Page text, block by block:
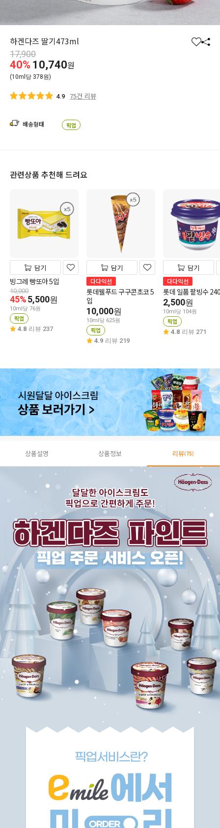
하겐다즈 딸기473ml
찜 공
17,900
40% 10,740원
(10ml당 378원)
4.9 75건 리뷰
배송형태 픽업
관련상품 추천해 드려요
담기
빙그레 빵또아 5입
10,000
45%5,500원
10ml당 76원
픽업
4.8 리뷰 237
담기
다다익선
롯데웰푸드 구구콘초코 5
입
10,000원
10ml당 625원
픽업
4.9 리뷰 219
담기
다다익선
롯데 일품 팥빙수
2,500원
10ml당 104원
픽업
4.8 리뷰 271
상품설명 상품정보 리뷰(75)